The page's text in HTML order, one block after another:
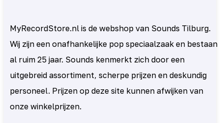
MyRecordStore.nl is de webshop van Sounds Tilburg.
Wij zijn een onafhankelijke pop speciaalzaak en bestaan
al ruim 25 jaar. Sounds kenmerkt zich door een
uitgebreid assortiment, scherpe prijzen en deskundig
personeel. Prijzen op deze site kunnen afwijken van
onze winkelprijzen.